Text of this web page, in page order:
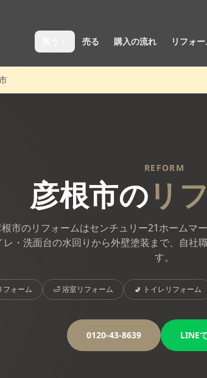
売る 購入の流れ リフォ
REFORM
彦根市の リ
市のリフォームはセンチュリー21ホームマ
レ・洗面台の水回りから外壁塗装まで、自社
す。
フォーム 🛁 浴室リフォーム 🚽 トイレリフォーム
0120-43-8639 LINE